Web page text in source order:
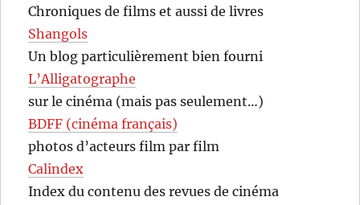
Chroniques de films et aussi de livres
Shangols
Un blog particulièrement bien fourni
L’Alligatographe
sur le cinéma (mais pas seulement…)
BDFF (cinéma français)
photos d’acteurs film par film
Calindex
Index du contenu des revues de cinéma